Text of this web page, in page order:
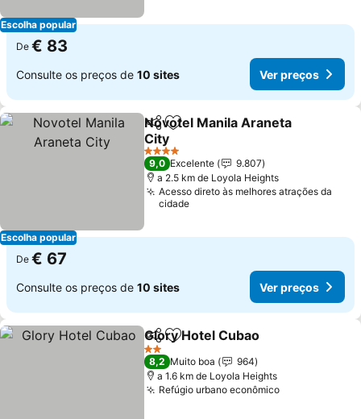
Escolha popular
De € 83
Consulte os preços de 10 sites Ver preços
Escolha popular
PartilharAdicionar aos favoritos
Novotel Manila Araneta
City
Ver preços
4 Estrelas
9,0 Excelente
9.807
a 2.5 km de Loyola Heights
Acesso direto às melhores atrações da
cidade
De € 67
Consulte os preços de 10 sites Ver preços
PartilharAdicionar aos favoritos
Glory Hotel Cubao
2 Estrelas
8,2 Muito boa
964
a 1.6 km de Loyola Heights
Refúgio urbano econômicoVer preços